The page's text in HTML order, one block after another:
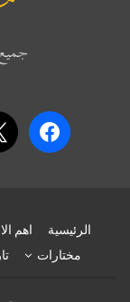
جميع
facebook
x
الرئيسية اهم
مختارات